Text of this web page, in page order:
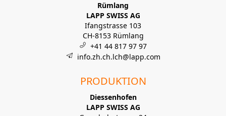
Rümlang
LAPP SWISS AG
Ifangstrasse 103
CH-8153 Rümlang
+41 44 817 97 97
info.zh.ch.lch@lapp.com
PRODUKTION
Diessenhofen
LAPP SWISS AG